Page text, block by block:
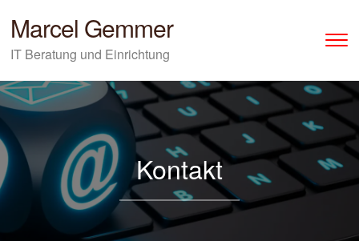
Marcel Gemmer
IT Beratung und Einrichtung
Kontakt